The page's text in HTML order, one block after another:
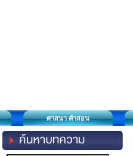
ศาสนา คำสอน